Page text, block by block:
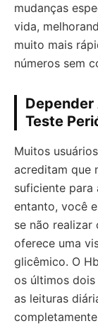
mudanças
vida,
muito mais
números sem
Teste
Muitos
acreditam que
suficiente para
entanto, você
se não realizar
oferece uma
glicêmico. O
os últimos
as leituras